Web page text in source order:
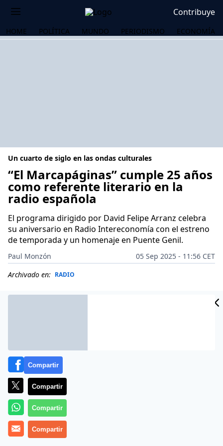
Contribuye
HOME POLÍTICA MUNDO PERIODISMO ECONOMÍA
Un cuarto de siglo en las ondas culturales
“El Marcapáginas” cumple 25 años
como referente literario en la
radio española
El programa dirigido por David Felipe Arranz celebra
su aniversario en Radio Intereconomía con el estreno
de temporada y un homenaje en Puente Genil.
Paul Monzón
05 Sep 2025 - 11:56 CET
Archivado en: RADIO
Más información
Compartir
Compartir
Compartir
Compartir